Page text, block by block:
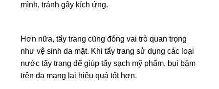
mình, tránh gây kích ứng.
Hơn nữa, tẩy trang cũng đóng vai trò quan trọng
như vệ sinh da mặt. Khi tẩy trang sử dụng các loại
nước tẩy trang để giúp tẩy sạch mỹ phẩm, bụi bặm
trên da mang lại hiệu quả tốt hơn.